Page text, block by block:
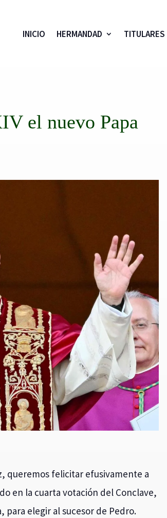
INICIO HERMANDAD TITULARES
el nuevo Papa
queremos felicitar efusivamente a
en la cuarta votación del Conclave,
para elegir al sucesor de Pedro.